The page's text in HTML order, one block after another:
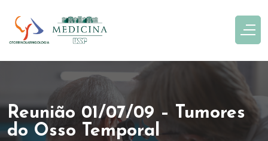
Reunião 01/07/09 – Tumores
do Osso Temporal